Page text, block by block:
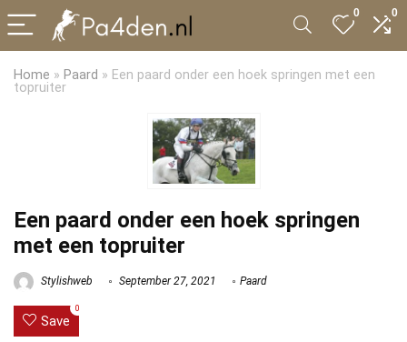
0 0
Home » Paard » Een paard onder een hoek springen met een
topruiter
Een paard onder een hoek springen
met een topruiter
Stylishweb September 27, 2021 Paard
Save
0